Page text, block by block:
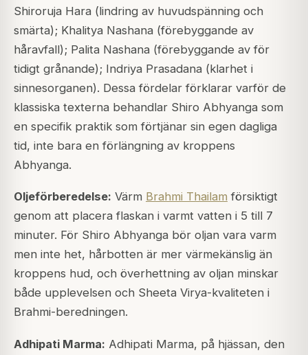
Shiroruja Hara (lindring av huvudspänning och
smärta); Khalitya Nashana (förebyggande av
håravfall); Palita Nashana (förebyggande av för
tidigt grånande); Indriya Prasadana (klarhet i
sinnesorganen). Dessa fördelar förklarar varför de
klassiska texterna behandlar Shiro Abhyanga som
en specifik praktik som förtjänar sin egen dagliga
tid, inte bara en förlängning av kroppens
Abhyanga.
Oljeförberedelse: Värm Brahmi Thailam försiktigt
genom att placera flaskan i varmt vatten i 5 till 7
minuter. För Shiro Abhyanga bör oljan vara varm
men inte het, hårbotten är mer värmekänslig än
kroppens hud, och överhettning av oljan minskar
både upplevelsen och Sheeta Virya-kvaliteten i
Brahmi-beredningen.
Adhipati Marma: Adhipati Marma, på hjässan, den